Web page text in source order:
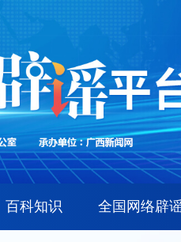
百科知识 全国网络辟